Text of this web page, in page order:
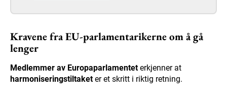
Kravene fra EU-parlamentarikerne om å gå
lenger
Medlemmer av Europaparlamenteterkjenner at
harmoniseringstiltaketer et skritt i riktig retning.